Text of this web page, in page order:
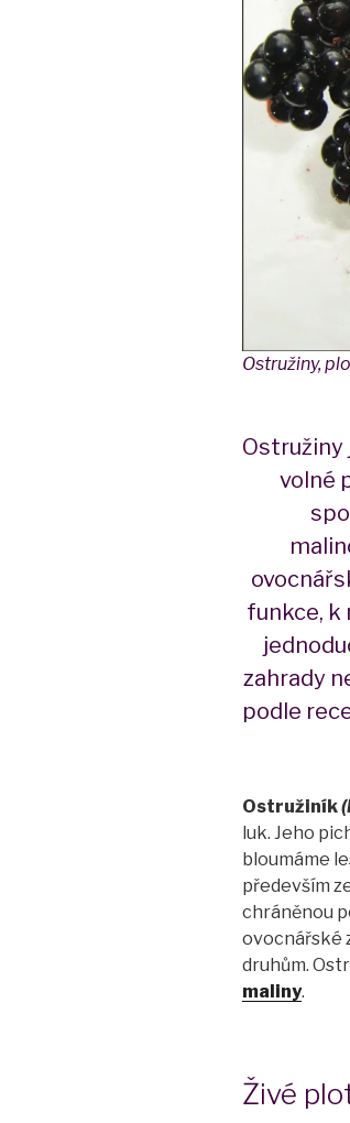
Ostružiny,
Ostružiny
volné
funkce, k
zahrady
podle
Ostružiník
luk. Jeho
bloumáme
především
chráněnou
ovocnářské
druhům.
maliny.
Živé